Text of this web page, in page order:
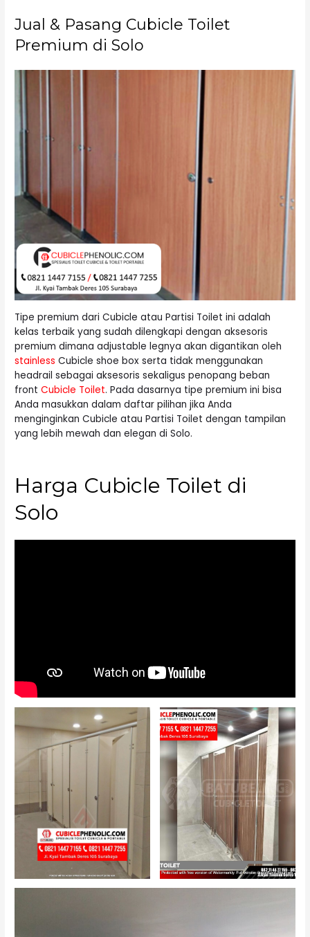
Jual & Pasang Cubicle Toilet
Premium di Solo
Tipe premium dari Cubicle atau Partisi Toilet ini adalah
kelas terbaik yang sudah dilengkapi dengan aksesoris
premium dimana adjustable legnya akan digantikan oleh
stainless Cubicle shoe box serta tidak menggunakan
headrail sebagai aksesoris sekaligus penopang beban
frontCubicle Toilet. Pada dasarnya tipe premium ini bisa
Anda masukkan dalam daftar pilihan jika Anda
menginginkan Cubicle atau Partisi Toilet dengan tampilan
yang lebih mewah dan elegan di Solo.
Harga Cubicle Toilet di
Solo